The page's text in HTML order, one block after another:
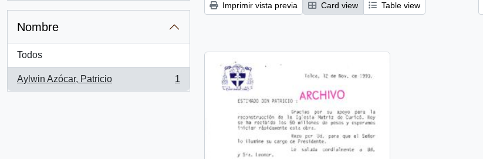
Nombre
Todos
Aylwin Azócar, Patricio
, 1 resultados
1
Imprimir vista previa Card view Table view